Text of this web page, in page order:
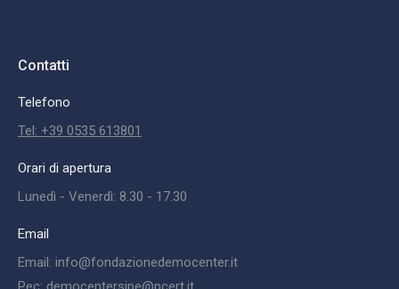
Contatti
Telefono
Tel: +39 0535 613801
Orari di apertura
Lunedì - Venerdì: 8.30 - 17.30
Email
Email: info@fondazionedemocenter.it